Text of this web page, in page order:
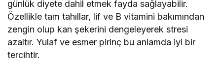
günlük diyete dahil etmek fayda sağlayabilir.
Özellikle tam tahıllar, lif ve B vitamini bakımından
zengin olup kan şekerini dengeleyerek stresi
azaltır. Yulaf ve esmer pirinç bu anlamda iyi bir
tercihtir.